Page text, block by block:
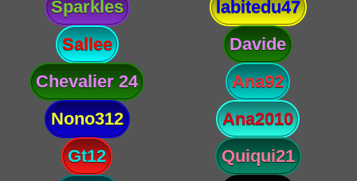
Sparkles
labitedu47
Sallee
Davide
Chevalier 24
Ana92
Nono312
Ana2010
Gt12
Quiqui21